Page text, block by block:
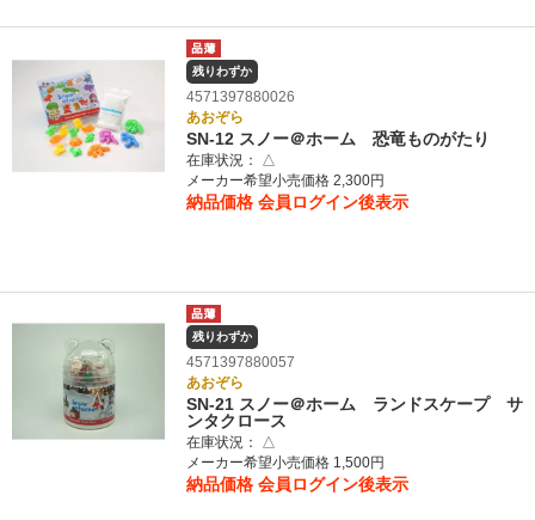
残りわずか
4571397880026
あおぞら
SN-12 スノー＠ホーム 恐竜ものがたり
在庫状況：
△
メーカー希望小売価格 2,300円
納品価格 会員ログイン後表示
残りわずか
4571397880057
あおぞら
SN-21 スノー＠ホーム ランドスケープ サ
ンタクロース
在庫状況：
△
メーカー希望小売価格 1,500円
納品価格 会員ログイン後表示